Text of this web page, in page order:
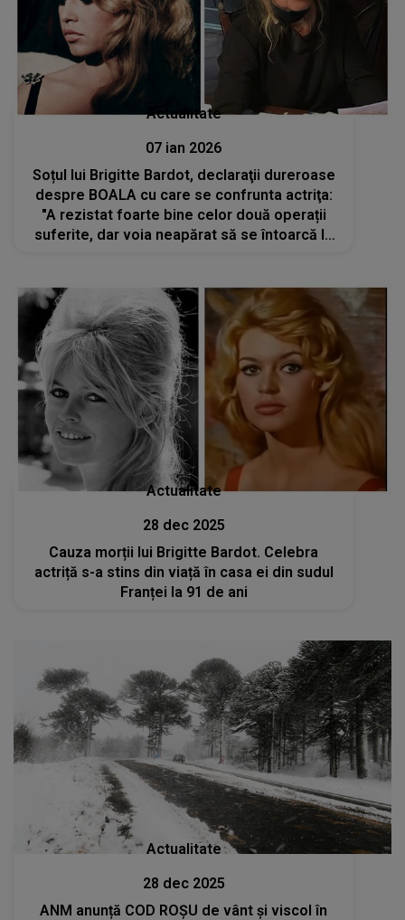
Actualitate
07 ian 2026
Soțul lui Brigitte Bardot, declaraţii dureroase
despre BOALA cu care se confrunta actriţa:
"A rezistat foarte bine celor două operații
suferite, dar voia neapărat să se întoarcă la
Actualitate
28 dec 2025
Cauza morții lui Brigitte Bardot. Celebra
actriță s-a stins din viață în casa ei din sudul
Franței la 91 de ani
Actualitate
28 dec 2025
ANM anunță COD ROȘU de vânt și viscol în